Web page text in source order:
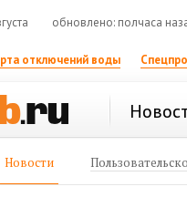
обновлено: полчаса
отключений воды
Новости